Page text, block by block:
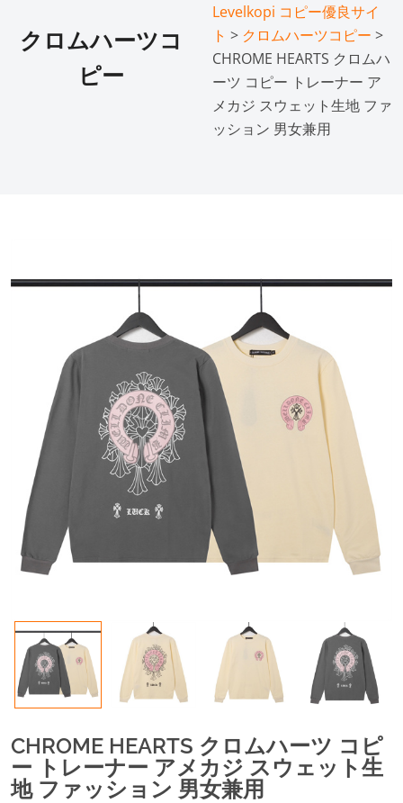
クロムハーツコ
ピー
Levelkopi コピー優良サイ
ト > クロムハーツコピー >
CHROME HEARTS クロムハ
ーツ コピー トレーナー ア
メカジ スウェット生地 ファ
ッション 男女兼用
CHROME HEARTS クロムハーツ コピ
ー トレーナー アメカジ スウェット生
地 ファッション 男女兼用